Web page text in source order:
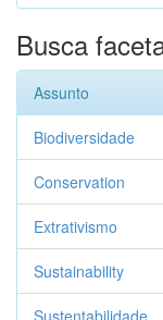
Busca
Assunto
Biodiversidade
Conservation
Extrativismo
Sustainability
Sustentabilidade